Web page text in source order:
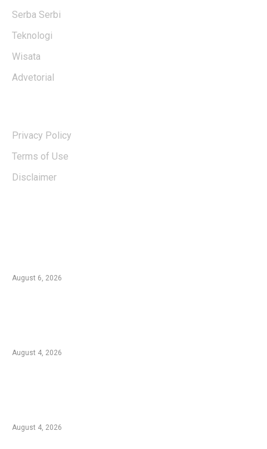
Serba Serbi
Teknologi
Wisata
Advetorial
Privacy Policy
Terms of Use
Disclaimer
August 6, 2026
August 4, 2026
August 4, 2026